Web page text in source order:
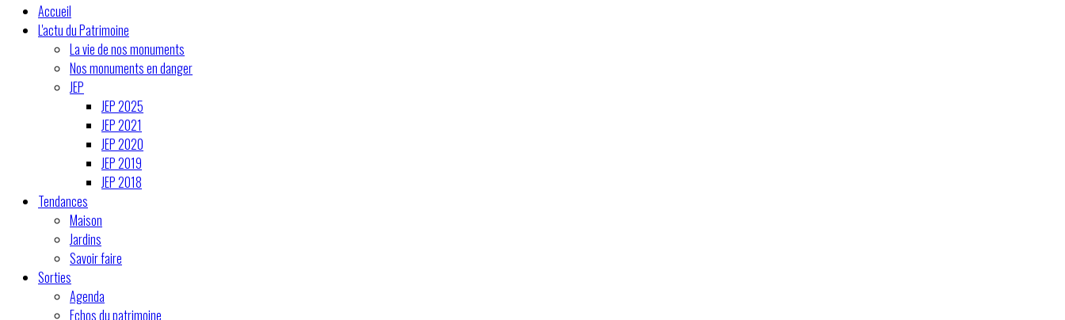
Accueil
L'actu du Patrimoine
La vie de nos monuments
Nos monuments en danger
JEP
JEP 2025
JEP 2021
JEP 2020
JEP 2019
JEP 2018
Tendances
Maison
Jardins
Savoir faire
Sorties
Agenda
Echos du patrimoine